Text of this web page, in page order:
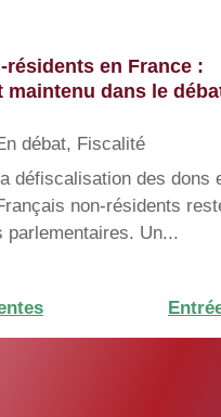
résidents en France :
maintenu dans le
débat, Fiscalité
défiscalisation des dons
non-résidents
parlementaires. Un...